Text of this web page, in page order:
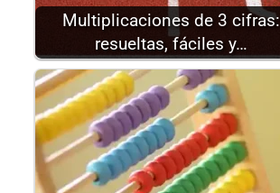
Multiplicaciones de 3 cifras:
resueltas, fáciles y…